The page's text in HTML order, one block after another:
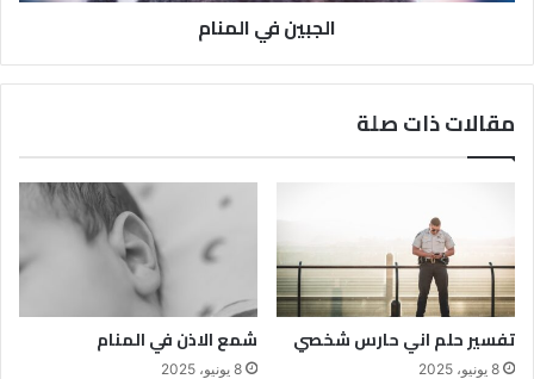
الجبين في المنام
مقالات ذات صلة
تفسير حلم اني حارس شخصي
8 يونيو، 2025
شمع الاذن في المنام
8 يونيو، 2025